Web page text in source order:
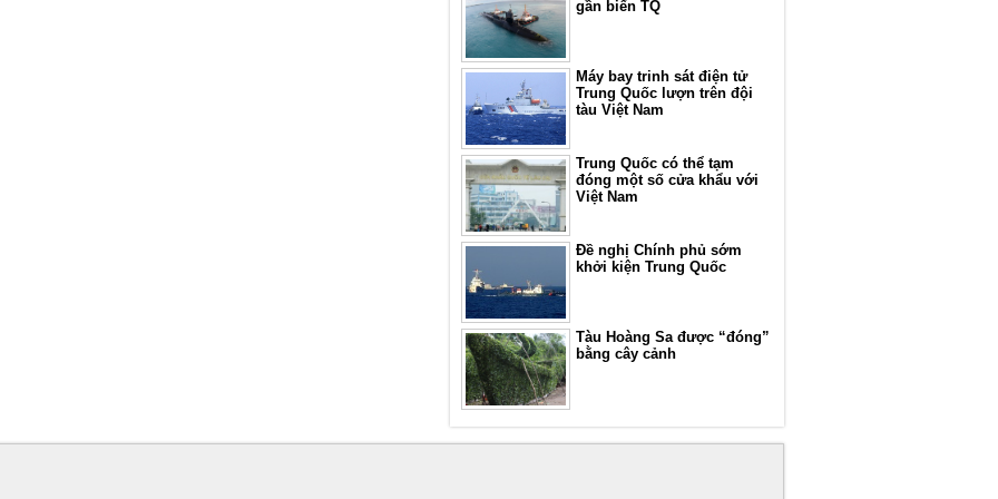
gần biển TQ
Máy bay trinh sát điện tử
Trung Quốc lượn trên đội
tàu Việt Nam
Trung Quốc có thể tạm
đóng một số cửa khẩu với
Việt Nam
Đề nghị Chính phủ sớm
khởi kiện Trung Quốc
Tàu Hoàng Sa được “đóng”
bằng cây cảnh